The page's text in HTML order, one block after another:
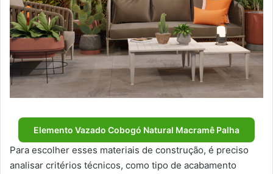
Elemento Vazado Cobogó Natural Macramê Palha
Para escolher esses materiais de construção, é preciso
analisar critérios técnicos, como tipo de acabamento